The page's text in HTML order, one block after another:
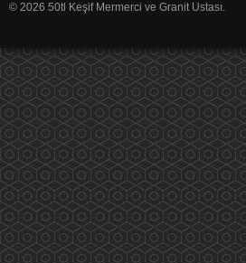
© 2026 50tl Keşif Mermerci ve Granit Ustası.